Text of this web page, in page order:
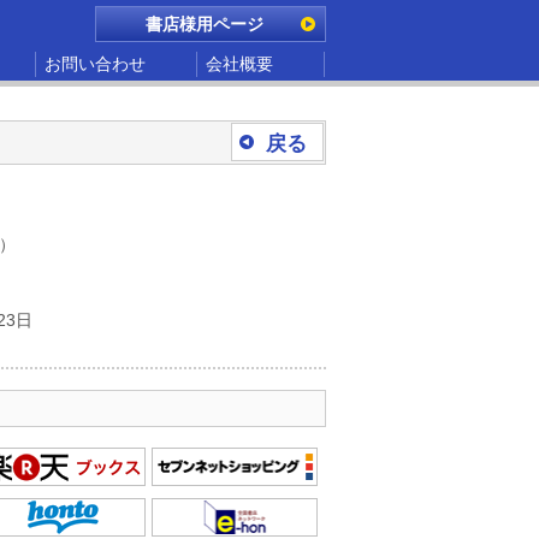
書店様用ページ
お問い合わせ 会社概要
戻る
日